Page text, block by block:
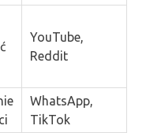
YouTube,
Reddit
WhatsApp,
TikTok